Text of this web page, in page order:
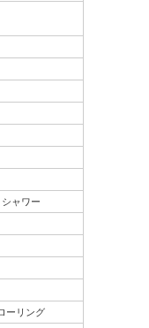
シャワー
ーリング